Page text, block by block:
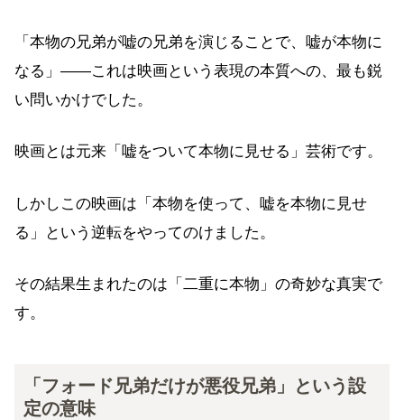
「本物の兄弟が嘘の兄弟を演じることで、嘘が本物に
なる」——これは映画という表現の本質への、最も鋭
い問いかけでした。
映画とは元来「嘘をついて本物に見せる」芸術です。
しかしこの映画は「本物を使って、嘘を本物に見せ
る」という逆転をやってのけました。
その結果生まれたのは「二重に本物」の奇妙な真実で
す。
「フォード兄弟だけが悪役兄弟」という設
定の意味